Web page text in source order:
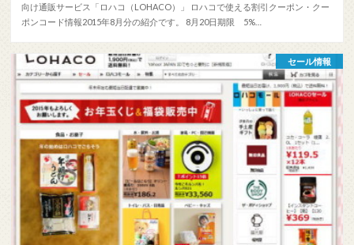
向け通販サービス「ロハコ（LOHACO）」 ロハコで使える割引クーポン・クー
ポンコード情報2015年8月分の紹介です。 8月20日期限 5%…
セール情報